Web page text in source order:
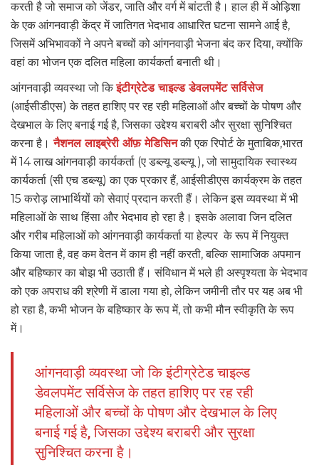
करती है जो समाज को जेंडर, जाति और वर्ग में बांटती है। हाल ही में ओड़िशा
के एक आंगनवाड़ी केंद्र में जातिगत भेदभाव आधारित घटना सामने आई है,
जिसमें अभिभावकों ने अपने बच्चों को आंगनवाड़ी भेजना बंद कर दिया, क्योंकि
वहां का भोजन एक दलित महिला कार्यकर्ता बनाती थी।
आंगनवाड़ी व्यवस्था जो किइंटीग्रेटेड चाइल्ड डेवलपमेंट सर्विसेज
(आईसीडीएस) के तहत हाशिए पर रह रही महिलाओं और बच्चों के पोषण और
देखभाल के लिए बनाई गई है, जिसका उद्देश्य बराबरी और सुरक्षा सुनिश्चित
करना है। नैशनल लाइब्रेरी ऑफ़ मेडिसिनकी एक रिपोर्ट के मुताबिक,भारत
में 14 लाख आंगनवाड़ी कार्यकर्ता (ए डब्ल्यू डब्ल्यू ), जो सामुदायिक स्वास्थ्य
कार्यकर्ता (सी एच डब्ल्यू) का एक प्रकार हैं, आईसीडीएस कार्यक्रम के तहत
15 करोड़ लाभार्थियों को सेवाएं प्रदान करती हैं। लेकिन इस व्यवस्था में भी
महिलाओं के साथ हिंसा और भेदभाव हो रहा है। इसके अलावा जिन दलित
और गरीब महिलाओं को आंगनवाड़ी कार्यकर्ता या हेल्पर के रूप में नियुक्त
किया जाता है, वह कम वेतन में काम ही नहीं करती, बल्कि सामाजिक अपमान
और बहिष्कार का बोझ भी उठाती हैं। संविधान में भले ही अस्पृश्यता के भेदभाव
को एक अपराध की श्रेणी में डाला गया हो, लेकिन जमीनी तौर पर यह अब भी
हो रहा है, कभी भोजन के बहिष्कार के रूप में, तो कभी मौन स्वीकृति के रूप
में।
आंगनवाड़ी व्यवस्था जो कि इंटीग्रेटेड चाइल्ड
डेवलपमेंट सर्विसेज के तहत हाशिए पर रह रही
महिलाओं और बच्चों के पोषण और देखभाल के लिए
बनाई गई है, जिसका उद्देश्य बराबरी और सुरक्षा
सुनिश्चित करना है।